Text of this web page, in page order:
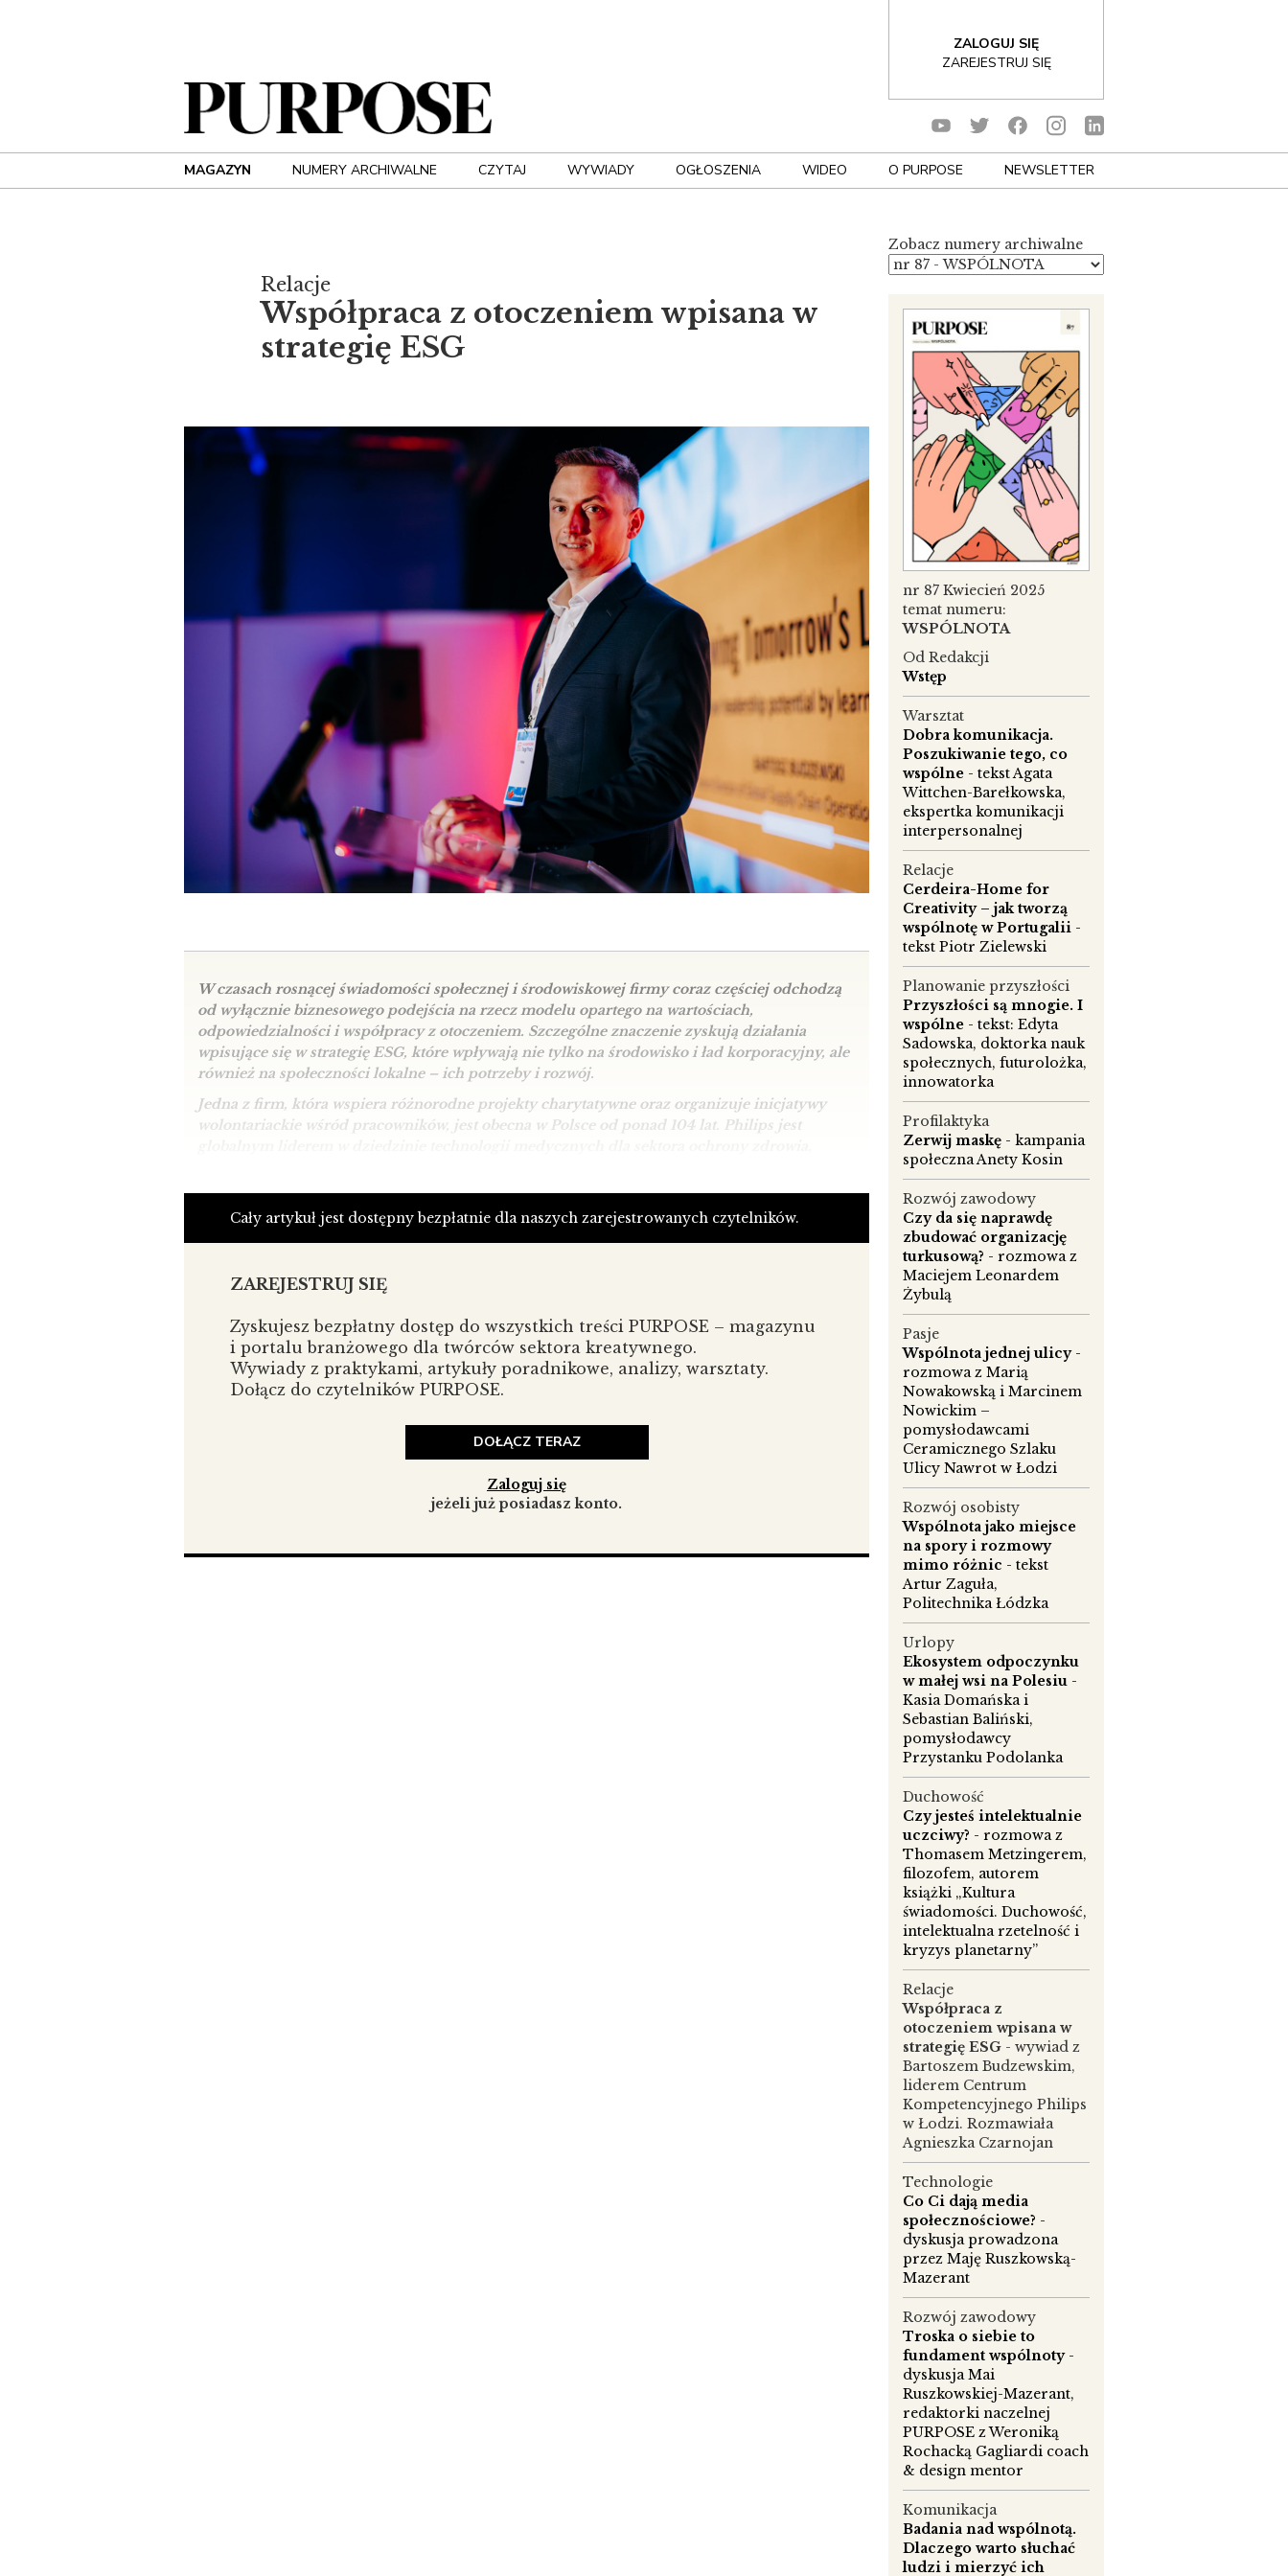
ZALOGUJ SIĘ
ZAREJESTRUJ SIĘ
MAGAZYN NUMERY ARCHIWALNE CZYTAJ WYWIADY OGŁOSZENIA WIDEO O PURPOSE NEWSLETTER
Relacje
Współpraca z otoczeniem wpisana w
strategię ESG
W czasach rosnącej świadomości społecznej i środowiskowej firmy coraz częściej odchodzą
od wyłącznie biznesowego podejścia na rzecz modelu opartego na wartościach,
odpowiedzialności i współpracy z otoczeniem. Szczególne znaczenie zyskują działania
wpisujące się w strategię ESG, które wpływają nie tylko na środowisko i ład korporacyjny, ale
również na społeczności lokalne – ich potrzeby i rozwój.
Jedna z firm, która wspiera różnorodne projekty charytatywne oraz organizuje inicjatywy
wolontariackie wśród pracowników, jest obecna w Polsce od ponad 104 lat.
Philips jest
W 2023 roku firma rozpoczęła proces transformacji obejmujący również kulturę
organizacyjną. Zdefiniowana na nowo kultura koncentruje się na idei „Impact with care”, co
oznacza skupienie na pozytywnym oddziaływaniu uwzględniającym troskę o pacjentów,
Jak globalna korporacja może budować wspólnotę? Jak łączy się zaangażowanie społeczne
wpływać na lokalne środowisko? O to zapytałam Bartosza Budzewskiego, lidera Centrum
Kompetencyjnego Philips w Łodzi, który chętnie angażuje się w inicjatywy na rzecz
zrównoważonego rozwoju i zachęca współpracowników do aktywności w środowisku
lokalnym.
Czy wspólnota – w rozumieniu zaangażowanej grupy ludzi pracujących razem – może być
widzę, jak ogromną różnicę robi poczucie wspólnoty w miejscu pracy. W czasie pandemii
Cały artykuł jest dostępny bezpłatnie dla naszych zarejestrowanych czytelników.
ZAREJESTRUJ SIĘ
Zyskujesz bezpłatny dostęp do wszystkich treści PURPOSE – magazynu
i portalu branżowego dla twórców sektora kreatywnego.
Wywiady z praktykami, artykuły poradnikowe, analizy, warsztaty.
Dołącz do czytelników PURPOSE.
DOŁĄCZ TERAZ
Zaloguj się
jeżeli już posiadasz konto.
Zobacz numery archiwalne
nr 87 Kwiecień 2025
temat numeru:
WSPÓLNOTA
Od Redakcji
Wstęp
Warsztat
Dobra komunikacja.
Poszukiwanie tego, co
wspólne - tekst Agata
Wittchen-Barełkowska,
ekspertka komunikacji
interpersonalnej
Relacje
Cerdeira-Home for
Creativity – jak tworzą
wspólnotę w Portugalii -
tekst Piotr Zielewski
Planowanie przyszłości
Przyszłości są mnogie. I
wspólne - tekst: Edyta
Sadowska, doktorka nauk
społecznych, futurolożka,
innowatorka
Profilaktyka
Zerwij maskę - kampania
społeczna Anety Kosin
Rozwój zawodowy
Czy da się naprawdę
zbudować organizację
turkusową? - rozmowa z
Maciejem Leonardem
Żybulą
Pasje
Wspólnota jednej ulicy-
rozmowa z Marią
Nowakowską i Marcinem
Nowickim –
pomysłodawcami
Ceramicznego Szlaku
Ulicy Nawrot w Łodzi
Rozwój osobisty
Wspólnota jako miejsce
na spory i rozmowy
mimo różnic - tekst
Artur Zaguła,
Politechnika Łódzka
Urlopy
Ekosystem odpoczynku
w małej wsi na Polesiu -
Kasia Domańska i
Sebastian Baliński,
pomysłodawcy
Przystanku Podolanka
Duchowość
Czy jesteś intelektualnie
uczciwy? - rozmowa z
Thomasem Metzingerem,
filozofem, autorem
książki „Kultura
świadomości. Duchowość,
intelektualna rzetelność i
kryzys planetarny”
Relacje
Współpraca z
otoczeniem wpisana w
strategię ESG - wywiad z
Bartoszem Budzewskim,
liderem Centrum
Kompetencyjnego Philips
w Łodzi. Rozmawiała
Agnieszka Czarnojan
Technologie
Co Ci dają media
społecznościowe? -
dyskusja prowadzona
przez Maję Ruszkowską-
Mazerant
Rozwój zawodowy
Troska o siebie to
fundament wspólnoty-
dyskusja Mai
Ruszkowskiej-Mazerant,
redaktorki naczelnej
PURPOSE z Weroniką
Rochacką Gagliardi coach
& design mentor
Komunikacja
Badania nad wspólnotą.
Dlaczego warto słuchać
ludzi i mierzyć ich